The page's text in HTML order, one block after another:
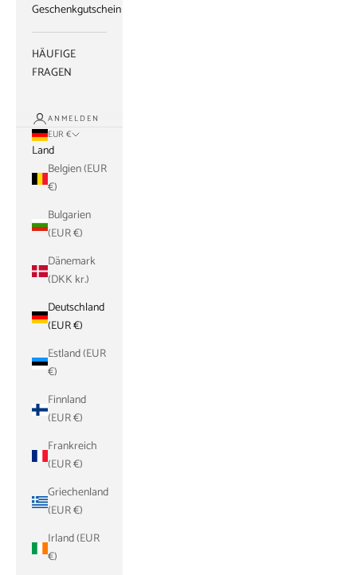
Geschenkgutschein
HÄUFIGE
FRAGEN
ANMELDEN
EUR €
Land
Belgien (EUR
€)
Bulgarien
(EUR €)
Dänemark
(DKK kr.)
Deutschland
(EUR €)
Estland (EUR
€)
Finnland
(EUR €)
Frankreich
(EUR €)
Griechenland
(EUR €)
Irland (EUR
€)